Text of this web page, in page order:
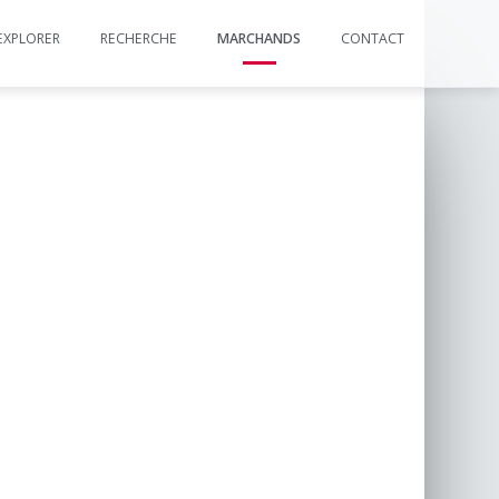
RECHERCHE MARCHANDS CONTACT